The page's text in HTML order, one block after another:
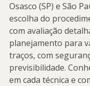
Osasco (SP) e São
escolha do
com avaliação
planejamento para
traços, com
previsibilidade.
em cada técnica e